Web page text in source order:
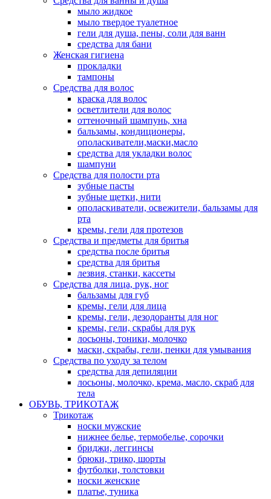
мыло жидкое
мыло твердое туалетное
гели для душа, пены, соли для ванн
средства для бани
Женская гигиена
прокладки
тампоны
Средства для волос
краска для волос
осветлители для волос
оттеночный шампунь, хна
бальзамы, кондиционеры,
ополаскиватели,маски,масло
средства для укладки волос
шампуни
Средства для полости рта
зубные пасты
зубные щетки, нити
ополаскиватели, освежители, бальзамы для
рта
кремы, гели для протезов
Средства и предметы для бритья
средства после бритья
средства для бритья
лезвия, станки, кассеты
Средства для лица, рук, ног
бальзамы для губ
кремы, гели для лица
кремы, гели, дезодоранты для ног
кремы, гели, скрабы для рук
лосьоны, тоники, молочко
маски, скрабы, гели, пенки для умывания
Средства по уходу за телом
средства для депиляции
лосьоны, молочко, крема, масло, скраб для
тела
ОБУВЬ, ТРИКОТАЖ
Трикотаж
носки мужские
нижнее белье, термобелье, сорочки
бриджи, леггинсы
брюки, трико, шорты
футболки, толстовки
носки женские
платье, туника